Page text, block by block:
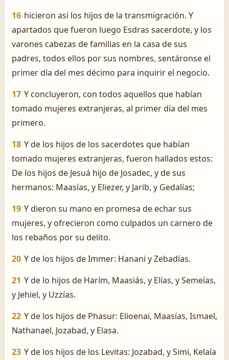
16 hicieron así los hijos de la transmigración. Y
apartados que fueron luego Esdras sacerdote, y los
varones cabezas de familias en la casa de sus
padres, todos ellos por sus nombres, sentáronse el
primer día del mes décimo para inquirir el negocio.
17 Y concluyeron, con todos aquellos que habían
tomado mujeres extranjeras, al primer día del mes
primero.
18 Y de los hijos de los sacerdotes que habían
tomado mujeres extranjeras, fueron hallados estos:
De los hijos de Jesuá hijo de Josadec, y de sus
hermanos: Maasías, y Eliezer, y Jarib, y Gedalías;
19 Y dieron su mano en promesa de echar sus
mujeres, y ofrecieron como culpados un carnero de
los rebaños por su delito.
20 Y de los hijos de Immer: Hanani y Zebadías.
21 Y de lo hijos de Harím, Maasiás, y Elías, y Semeías,
y Jehiel, y Uzzías.
22 Y de los hijos de Phasur: Elioenai, Maasías, Ismael,
Nathanael, Jozabad, y Elasa.
23 Y de los hijos de los Levitas: Jozabad, y Simi, Kelaía